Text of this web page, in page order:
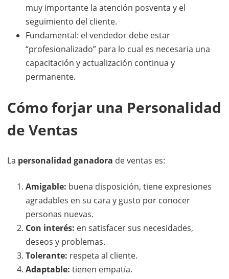
muy importante la atención posventa y el
seguimiento del cliente.
Fundamental: el vendedor debe estar
“profesionalizado” para lo cual es necesaria una
capacitación y actualización continua y
permanente.
Cómo forjar una Personalidad
de Ventas
La personalidad ganadora de ventas es:
Amigable: buena disposición, tiene expresiones
agradables en su cara y gusto por conocer
personas nuevas.
Con interés: en satisfacer sus necesidades,
deseos y problemas.
Tolerante: respeta al cliente.
Adaptable: tienen empatía.